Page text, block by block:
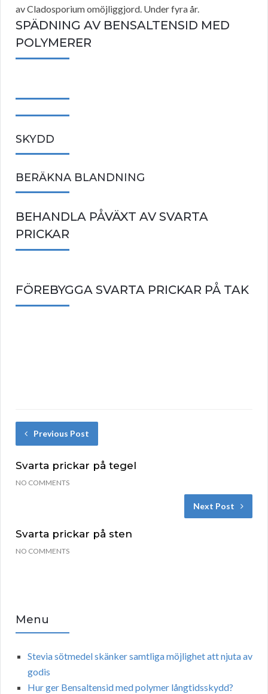
av Cladosporium omöjliggjord. Under fyra år.
SPÄDNING AV BENSALTENSID MED
POLYMERER
SKYDD
BERÄKNA BLANDNING
BEHANDLA PÅVÄXT AV SVARTA
PRICKAR
FÖREBYGGA SVARTA PRICKAR PÅ TAK
Previous Post
Svarta prickar på tegel
NO COMMENTS
Next Post
Svarta prickar på sten
NO COMMENTS
Menu
Stevia sötmedel skänker samtliga möjlighet att njuta av
godis
Hur ger Bensaltensid med polymer långtidsskydd?